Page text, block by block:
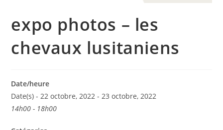
expo photos – les
chevaux lusitaniens
Date/heure
Date(s) - 22 octobre, 2022 - 23 octobre, 2022
14h00 - 18h00